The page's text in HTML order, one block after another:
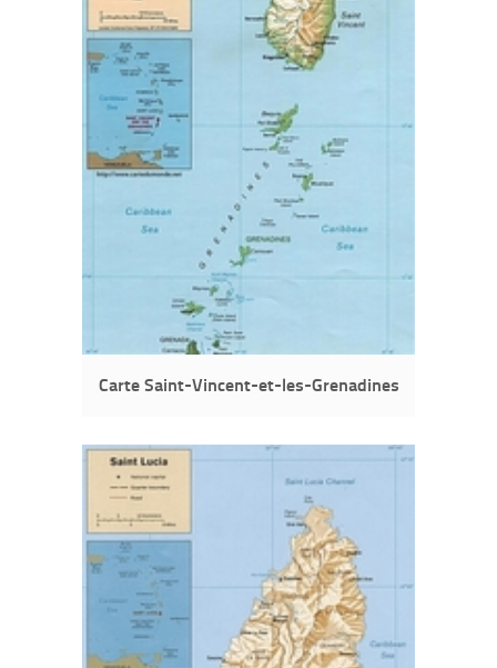
Carte Saint-Vincent-et-les-Grenadines